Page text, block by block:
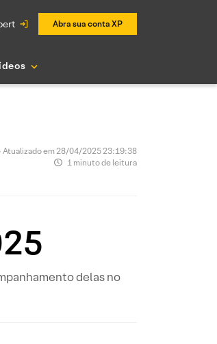
Abra sua conta XP
em 28/04/2025 23:19:38
1 minuto de leitura
delas no